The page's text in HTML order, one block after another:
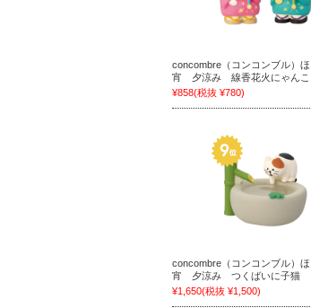
concombre（コンコンブル）
宵 夕涼み 線香花火にゃんこ
¥858(税抜 ¥780)
concombre（コンコンブル）
宵 夕涼み つくばいに子猫
¥1,650(税抜 ¥1,500)